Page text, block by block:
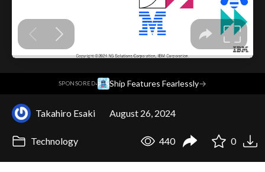
SPONSORED· Ship Features Fearlessly→
Takahiro Esaki August 26, 2024
Technology 440 0